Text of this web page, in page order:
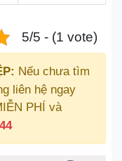
5/5 - (1 vote)
Nếu chưa tìm
liên hệ ngay
PHÍ và